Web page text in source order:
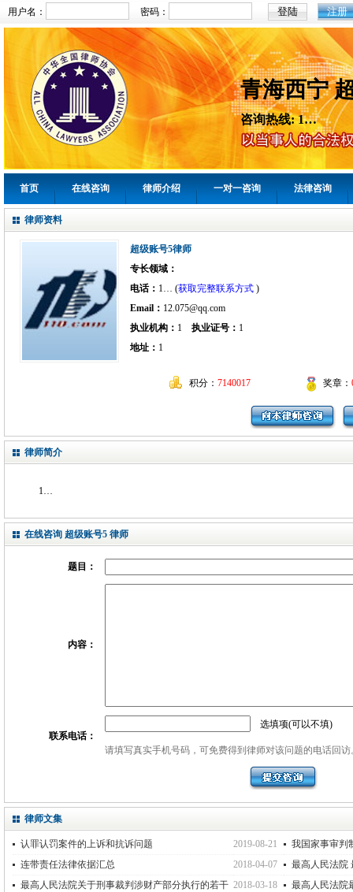
用户名： 密码： 注册
青海西宁
咨询热线: 1…
首页 在线咨询 律师介绍 一对一咨询 法律咨询
律师资料
超级账号5律师
专长领域：
电话： 1… (获取完整联系方式 )
Email： 12.075@qq.com
执业机构： 1 执业证号： 1
地址： 1
积分： 7140017 奖章：
律师简介
1…
在线咨询 超级账号5 律师
题目：
内容：
联系电话：
选填项(可以不填)
请填写真实手机号码，可免费得到律师对该问题的电话回访
律师文集
认罪认罚案件的上诉和抗诉问题 2019-08-21
我国家事审判
连带责任法律依据汇总
2018-04-07
最高人民法院
网络诈骗等刑事
最高人民法院关于刑事裁判涉财产部分执行的若干 2018-03-18
最高人民法院